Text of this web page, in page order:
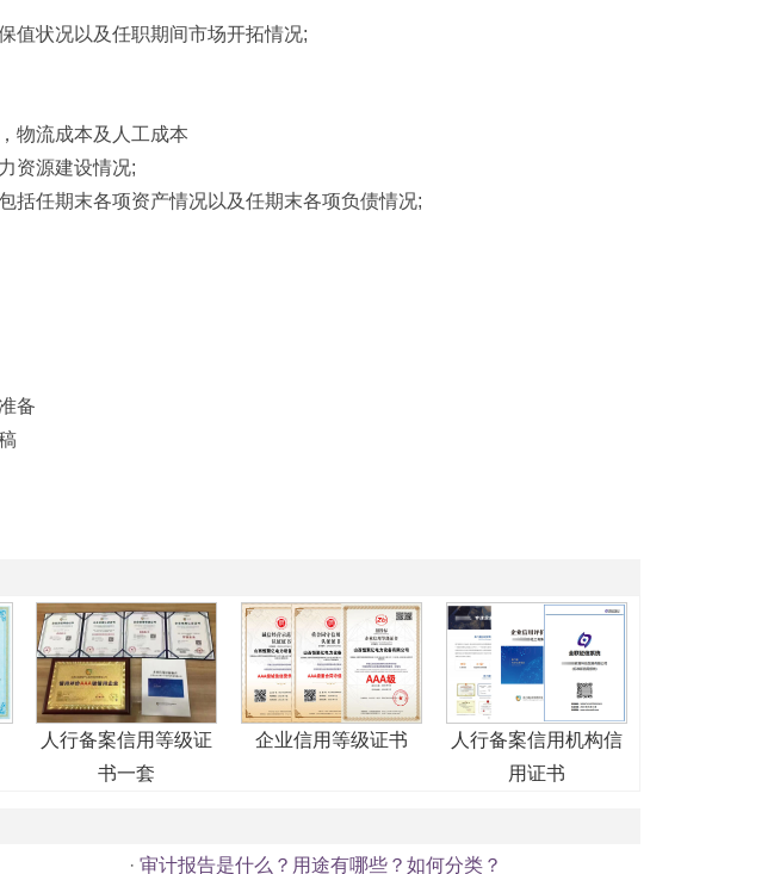
值状况以及任职期间市场开拓情况;
物流成本及人工成本
资源建设情况;
括任期末各项资产情况以及任期末各项负债情况;
备
人行备案信用等级证
书一套
企业信用等级证书
人行备案信用机构信
用证书
· 审计报告是什么？用途有哪些？如何分类？